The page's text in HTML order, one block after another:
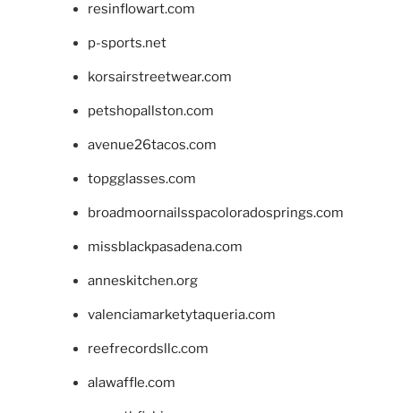
resinflowart.com
p-sports.net
korsairstreetwear.com
petshopallston.com
avenue26tacos.com
topgglasses.com
broadmoornailsspacoloradosprings.com
missblackpasadena.com
anneskitchen.org
valenciamarketytaqueria.com
reefrecordsllc.com
alawaffle.com